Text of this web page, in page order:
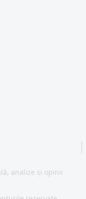
analize și opinii